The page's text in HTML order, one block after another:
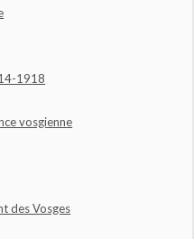
1918
vosgienne
des Vosges